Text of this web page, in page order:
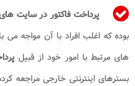
پرداخت فاکتور در سایت
بوده که اغلب افراد با آن مواجه می
های مرتبط با امور خود از قبیل
بسترهای اینترنتی خارجی مراجعه